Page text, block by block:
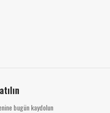
bugün kaydolun